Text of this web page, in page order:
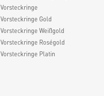
Vorsteckringe
Vorsteckringe Gold
Vorsteckringe Weißgold
Vorsteckringe Roségold
Vorsteckringe Platin